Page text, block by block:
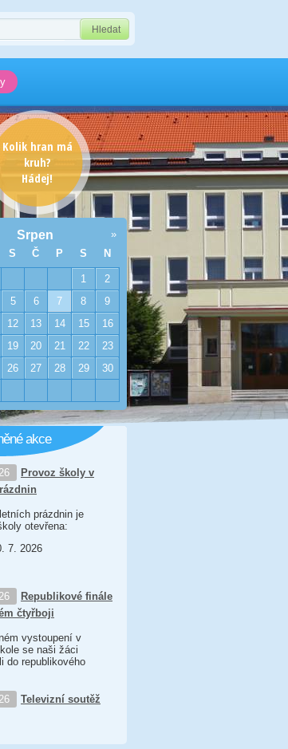
Kolik hran má
kruh?
Hádej!
Srpen
»
S Č P S N
1
2
5 6 7 8
9
12 13 14 15
16
19 20 21 22
23
26 27 28 29
30
akce
Provoz školy v
prázdnin je
otevřena:
7. 2026
Republikové finále
čtyřboji
vystoupení v
se naši žáci
do republikového
Televizní soutěž